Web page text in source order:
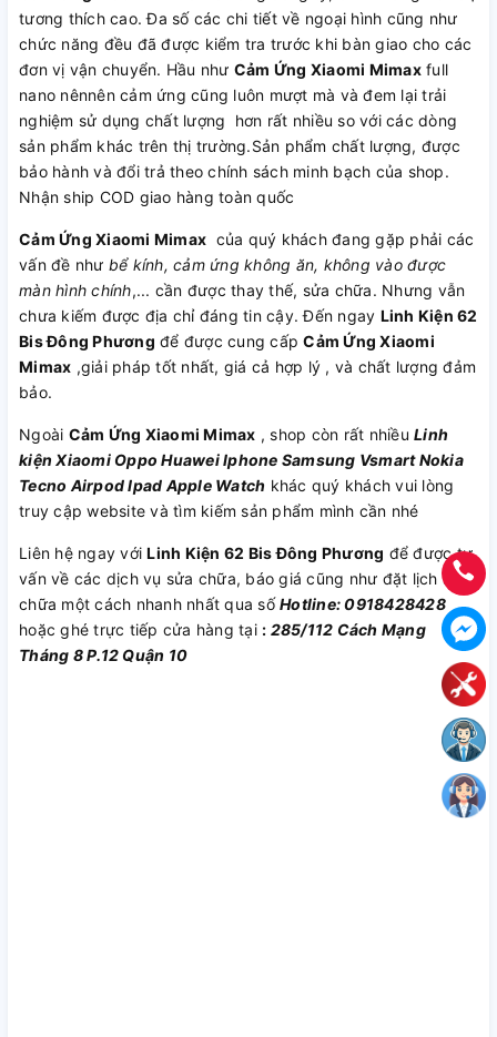
tương thích cao. Đa số các chi tiết về ngoại hình cũng như
chức năng đều đã được kiểm tra trước khi bàn giao cho các
đơn vị vận chuyển. Hầu như Cảm Ứng Xiaomi Mimaxfull
nano nênnên cảm ứng cũng luôn mượt mà và đem lại trải
nghiệm sử dụng chất lượng hơn rất nhiều so với các dòng
sản phẩm khác trên thị trường.Sản phẩm chất lượng, được
bảo hành và đổi trả theo chính sách minh bạch của shop.
Nhận ship COD giao hàng toàn quốc
Cảm Ứng Xiaomi Mimax của quý khách đang gặp phải các
vấn đề như bể kính, cảm ứng không ăn, không vào được
màn hình chính,... cần được thay thế, sửa chữa. Nhưng vẫn
chưa kiếm được địa chỉ đáng tin cậy. Đến ngay Linh Kiện 62
Bis Đông Phương để được cung cấpCảm Ứng Xiaomi
Mimax ,giải pháp tốt nhất, giá cả hợp lý , và chất lượng đảm
bảo.
Ngoài Cảm Ứng Xiaomi Mimax , shop còn rất nhiều Linh
kiệnXiaomi Oppo HuaweiIphone Samsung Vsmart Nokia
Tecno AirpodIpad Apple Watch khác quý khách vui lòng
truy cập website và tìm kiếm sản phẩm mình cần nhé
Liên hệ ngay vớiLinh Kiện 62 Bis Đông Phương để được tư
vấn về các dịch vụ sửa chữa, báo giá cũng như đặt lịch sửa
chữa một cách nhanh nhất qua sốHotline: 0918428428
hoặc ghé trực tiếp cửa hàng tại : 285/112 Cách Mạng
Tháng 8 P.12 Quận 10